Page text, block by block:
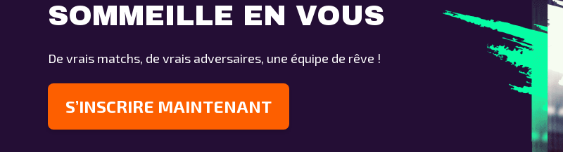
SOMMEILLE EN VOUS
De vrais matchs, de vrais adversaires, une équipe de rêve !
S’INSCRIRE MAINTENANT